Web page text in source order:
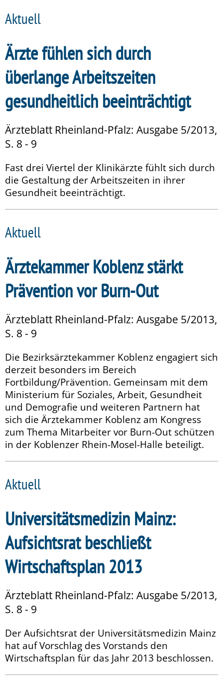
Aktuell
Ärzte fühlen sich durch
überlange Arbeitszeiten
gesundheitlich beeinträchtigt
Ärzteblatt Rheinland-Pfalz: Ausgabe 5/2013,
S. 8 - 9
Fast drei Viertel der Klinikärzte fühlt sich durch
die Gestaltung der Arbeitszeiten in ihrer
Gesundheit beeinträchtigt.
Aktuell
Ärztekammer Koblenz stärkt
Prävention vor Burn-Out
Ärzteblatt Rheinland-Pfalz: Ausgabe 5/2013,
S. 8 - 9
Die Bezirksärztekammer Koblenz engagiert sich
derzeit besonders im Bereich
Fortbildung/Prävention. Gemeinsam mit dem
Ministerium für Soziales, Arbeit, Gesundheit
und Demografie und weiteren Partnern hat
sich die Ärztekammer Koblenz am Kongress
zum Thema Mitarbeiter vor Burn-Out schützen
in der Koblenzer Rhein-Mosel-Halle beteiligt.
Aktuell
Universitätsmedizin Mainz:
Aufsichtsrat beschließt
Wirtschaftsplan 2013
Ärzteblatt Rheinland-Pfalz: Ausgabe 5/2013,
S. 8 - 9
Der Aufsichtsrat der Universitätsmedizin Mainz
hat auf Vorschlag des Vorstands den
Wirtschaftsplan für das Jahr 2013 beschlossen.